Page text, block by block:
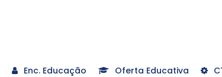
Enc. Educação Oferta Educativa